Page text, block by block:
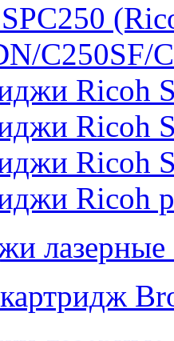
C250SF/
Ricoh
Ricoh
Ricoh
Ricoh